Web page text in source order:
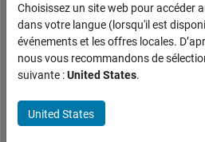
Sumit
Kumar
Sharma
Last
seen:
Choisissez un site web pour accéder
dans votre langue (lorsqu'il est
événements et les offres locales.
nous vous recommandons de
suivante :United States.
United States